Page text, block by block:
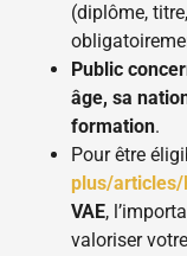
(diplôme,
Public
âge, sa
formation.
Pour être
plus/articles/
VAE,
valoriser